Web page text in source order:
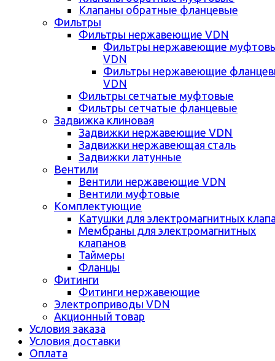
Клапаны обратные фланцевые
Фильтры
Фильтры нержавеющие VDN
Фильтры нержавеющие
VDN
Фильтры нержавеющие
VDN
Фильтры сетчатые муфтовые
Фильтры сетчатые фланцевые
Задвижка клиновая
Задвижки нержавеющие VDN
Задвижки нержавеющая сталь
Задвижки латунные
Вентили
Вентили нержавеющие VDN
Вентили муфтовые
Комплектующие
Катушки для электромагнитных
Мембраны для электромагнитных
клапанов
Таймеры
Фланцы
Фитинги
Фитинги нержавеющие
Электроприводы VDN
Акционный товар
Условия заказа
Условия доставки
Оплата